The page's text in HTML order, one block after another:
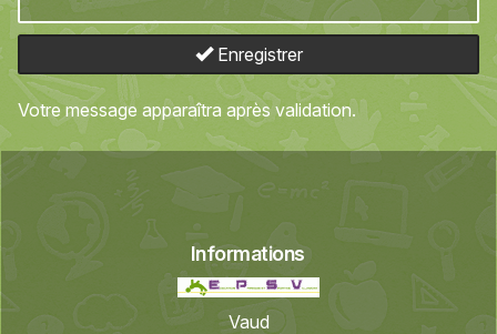
Enregistrer
Votre message apparaîtra après validation.
Informations
Vaud